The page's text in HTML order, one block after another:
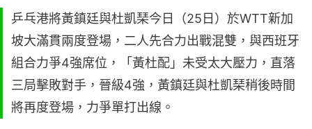
乒乓港將黃鎮廷與杜凱琹今日（25日）於WTT新加
坡大滿貫兩度登場，二人先合力出戰混雙，與西班牙
組合力爭4強席位，「黃杜配」未受太大壓力，直落
三局擊敗對手，晉級4強，黃鎮廷與杜凱琹稍後時間
將再度登場，力爭單打出線。